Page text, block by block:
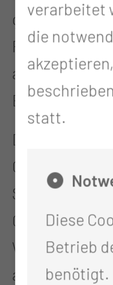
geben.
Projekte
allerhand
Entdecken
Die 1. Lausitzer
Startschuss
Weitere
angedacht.
verarbeitet
die
statt.
Diese
Betrieb
benötigt.